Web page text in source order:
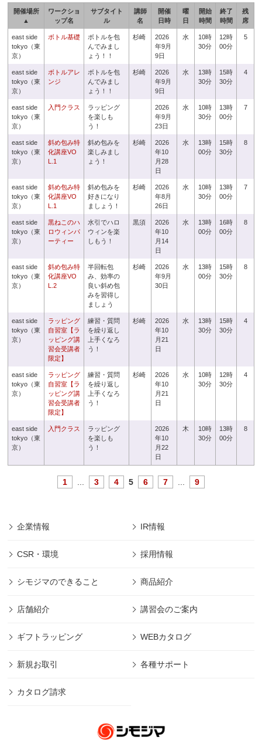
開催場所
▲
ワークショ
ップ名
サブタイト
ル
講師
名
開催
日時
曜
日
開始
時間
終了
時間
残
席
east side
tokyo（東
京）
ボトル基礎
ボトルを包
んでみまし
ょう！！
杉崎
2026
年9月
9日
水
10時
30分
12時
00分
5
east side
tokyo（東
京）
ボトルアレ
ンジ
ボトルを包
んでみまし
ょう！！
杉崎
2026
年9月
9日
水
13時
30分
15時
30分
4
east side
tokyo（東
京）
入門クラス
ラッピング
を楽しも
う！
2026
年9月
23日
水
10時
30分
13時
00分
7
east side
tokyo（東
京）
斜め包み特
化講座VO
L.1
斜め包みを
楽しみまし
ょう！
杉崎
2026
年10
月28
日
水
13時
00分
15時
30分
8
east side
tokyo（東
京）
斜め包み特
化講座VO
L.1
斜め包みを
好きになり
ましょう！
杉崎
2026
年8月
26日
水
10時
30分
13時
00分
7
east side
tokyo（東
京）
黒ねこのハ
ロウィンパ
ーティー
水引でハロ
ウィンを楽
しもう！
黒須
2026
年10
月14
日
水
13時
00分
16時
00分
8
east side
tokyo（東
京）
斜め包み特
化講座VO
L.2
半回転包
み、効率の
良い斜め包
みを習得し
ましょう
杉崎
2026
年9月
30日
水
13時
00分
15時
30分
8
east side
tokyo（東
京）
ラッピング
自習室【ラ
ッピング講
習会受講者
限定】
練習・質問
を繰り返し
上手くなろ
う！
杉崎
2026
年10
月21
日
水
13時
30分
15時
30分
4
east side
tokyo（東
京）
ラッピング
自習室【ラ
ッピング講
習会受講者
限定】
練習・質問
を繰り返し
上手くなろ
う！
杉崎
2026
年10
月21
日
水
10時
30分
12時
30分
4
east side
tokyo（東
京）
入門クラス
ラッピング
を楽しも
う！
2026
年10
月22
日
木
10時
30分
13時
00分
8
1 3 4 5 6 7 9
企業情報 IR情報
CSR・環境 採用情報
シモジマのできること 商品紹介
店舗紹介 講習会のご案内
ギフトラッピング WEBカタログ
新規お取引 各種サポート
カタログ請求